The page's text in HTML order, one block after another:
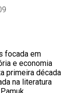
focada em
e economia
primeira década
na literatura